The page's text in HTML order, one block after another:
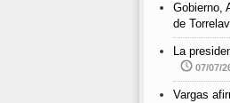
Gobierno,
de
La
07/07/
Vargas